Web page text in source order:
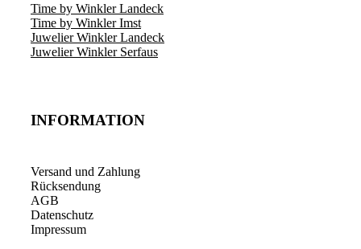
Time by Winkler Landeck
Time by Winkler Imst
Juwelier Winkler Landeck
Juwelier Winkler Serfaus
INFORMATION
Versand und Zahlung
Rücksendung
AGB
Datenschutz
Impressum